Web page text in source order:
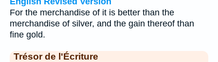
For the merchandise of it is better than the
merchandise of silver, and the gain thereof than
fine gold.
Trésor de l'Écriture